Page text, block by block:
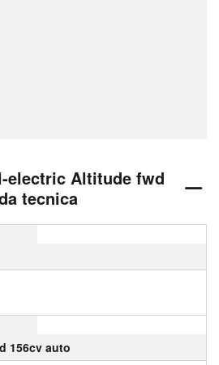
electric Altitude fwd
tecnica
156cv auto